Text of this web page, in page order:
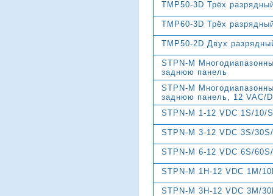
TMP50-3D Трёх
TMP60-3D Трёх
TMP50-2D Двух
STPN-M
заднюю панель
STPN-M
заднюю панель, 12 VAC/
STPN-M 1-12 VDC 1S/10/
STPN-M 3-12 VDC 3S/
STPN-M 6-12 VDC 6S/
STPN-M 1H-12 VDC 1M/
STPN-M 3H-12 VDC 3M/